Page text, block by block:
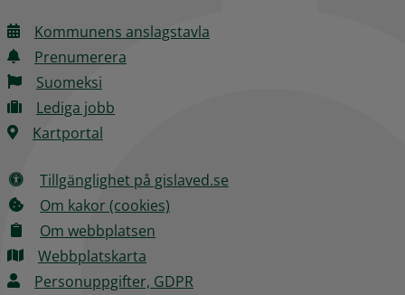
Kommunens anslagstavla
Prenumerera
Suomeksi
Lediga jobb
Kartportal
Tillgänglighet på gislaved.se
Om kakor (cookies)
Om webbplatsen
Webbplatskarta
Personuppgifter, GDPR